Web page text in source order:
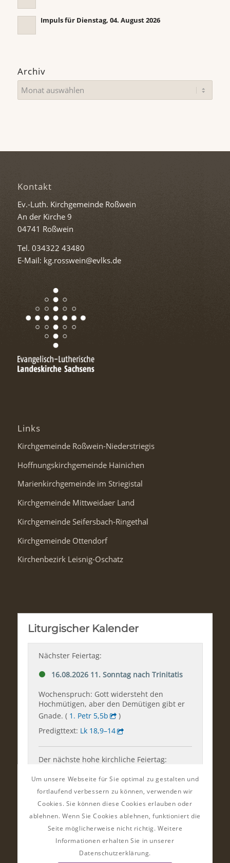
Impuls für Dienstag, 04. August 2026
Archiv
Kontakt
Ev.-Luth. Kirchgemeinde Roßwein
An der Kirche 9
04741 Roßwein
Tel. 034322 43480
E-Mail: kg.rosswein@evlks.de
Links
Kirchgemeinde Roßwein-Niederstriegis
Hoffnungskirchgemeinde Hainichen
Marienkirchgemeinde im Striegistal
Kirchgemeinde Mittweidaer Land
Kirchgemeinde Seifersbach-Ringethal
Kirchgemeinde Ottendorf
Kirchenbezirk Leisnig-Oschatz
Um unsere Webseite für Sie optimal zu gestalten und
fortlaufend verbessern zu können, verwenden wir
Cookies. Sie können diese Cookies erlauben oder
ablehnen. Wenn Sie Cookies ablehnen, funktioniert die
Seite möglicherweise nicht richtig. Weitere
Informationen erhalten Sie in unserer
Datenschutzerklärung.